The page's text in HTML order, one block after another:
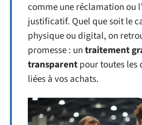
comme une réclamation ou
justificatif. Quel que soit le
physique ou digital, on
promesse : untraitement
transparentpour toutes les
liées à vos achats.